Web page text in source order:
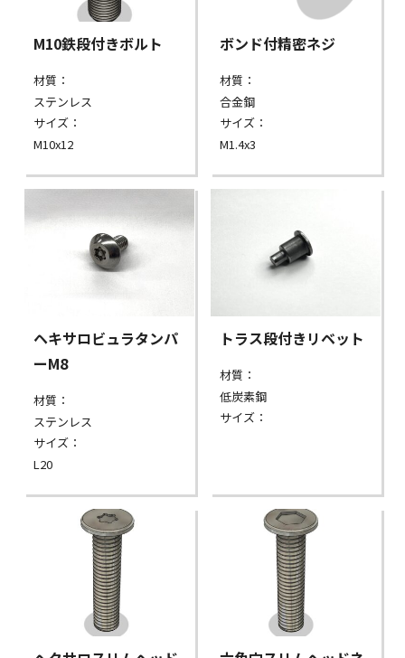
M10鉄段付きボルト
材質：
ステンレス
サイズ：
M10x12
ボンド付精密ネジ
材質：
合金鋼
サイズ：
M1.4x3
ヘキサロビュラタンパ
ーM8
材質：
ステンレス
サイズ：
L20
トラス段付きリベット
材質：
低炭素鋼
サイズ：